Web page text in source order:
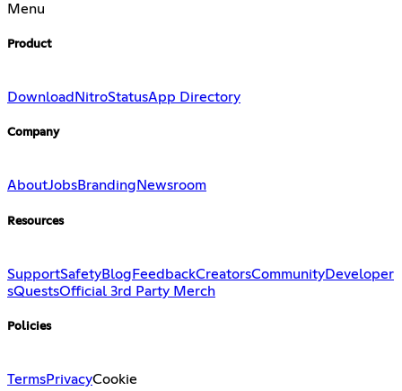
Menu
Product
Download NitroStatusApp Directory
Company
AboutJobsBranding Newsroom
Resources
SupportSafetyBlog FeedbackCreatorsCommunityDeveloper
sQuestsOfficial 3rd Party Merch
Policies
TermsPrivacyCookie